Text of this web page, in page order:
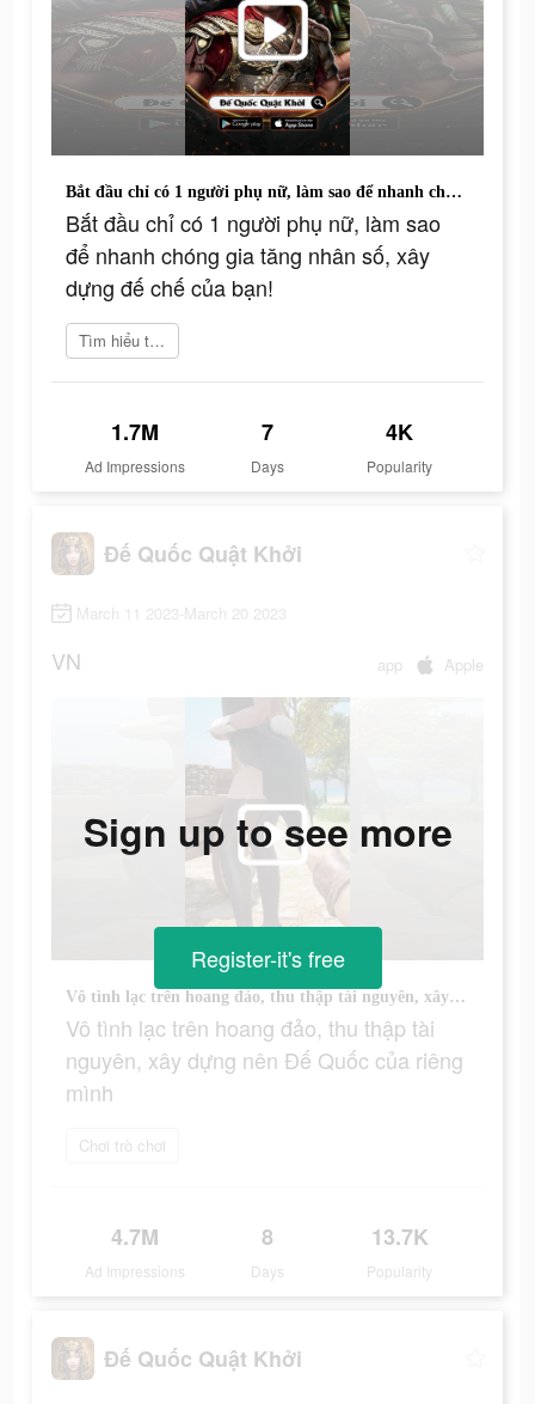
Bắt đầu chỉ có 1 người phụ nữ, làm sao để nhanh chóng gia tăng nhân số, xây dựng đế chế của bạn!
Bắt đầu chỉ có 1 người phụ nữ, làm sao
để nhanh chóng gia tăng nhân số, xây
dựng đế chế của bạn!
Tìm hiểu thêm
1.7M
Ad Impressions
7
Days
4K
Popularity
Đế Quốc Quật Khởi
March 11 2023-March 20 2023
VN app Apple
Vô tình lạc trên hoang đảo, thu thập tài nguyên, xây dựng nên Đế Quốc của riêng mình
Vô tình lạc trên hoang đảo, thu thập tài
nguyên, xây dựng nên Đế Quốc của riêng
mình
Chơi trò chơi
4.7M
Ad Impressions
8
Days
13.7K
Popularity
Sign up to see more
Register-it's free
Đế Quốc Quật Khởi